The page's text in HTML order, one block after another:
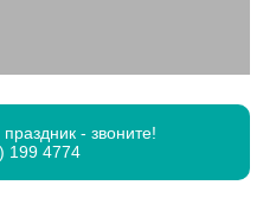
- звоните!
199 4774